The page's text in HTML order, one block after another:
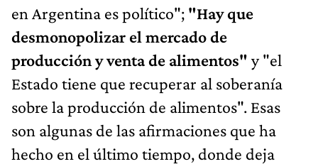
en Argentina es político"; "Hay que
desmonopolizar el mercado de
producción y venta de alimentos" y "el
Estado tiene que recuperar al soberanía
sobre la producción de alimentos". Esas
son algunas de las afirmaciones que ha
hecho en el último tiempo, donde deja